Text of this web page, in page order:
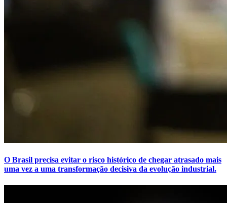
O Brasil precisa evitar o risco histórico de chegar atrasado mais
uma vez a uma transformação decisiva da evolução industrial.